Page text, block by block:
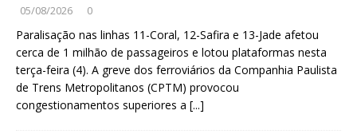
05/08/2026 0
Paralisação nas linhas 11-Coral, 12-Safira e 13-Jade afetou
cerca de 1 milhão de passageiros e lotou plataformas nesta
terça-feira (4). A greve dos ferroviários da Companhia Paulista
de Trens Metropolitanos (CPTM) provocou
congestionamentos superiores a [...]